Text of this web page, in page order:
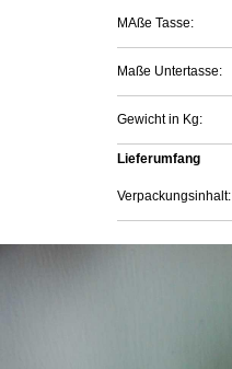
MAße Tasse:
Maße Untertasse:
Gewicht in Kg:
Lieferumfang
Verpackungsinhalt: